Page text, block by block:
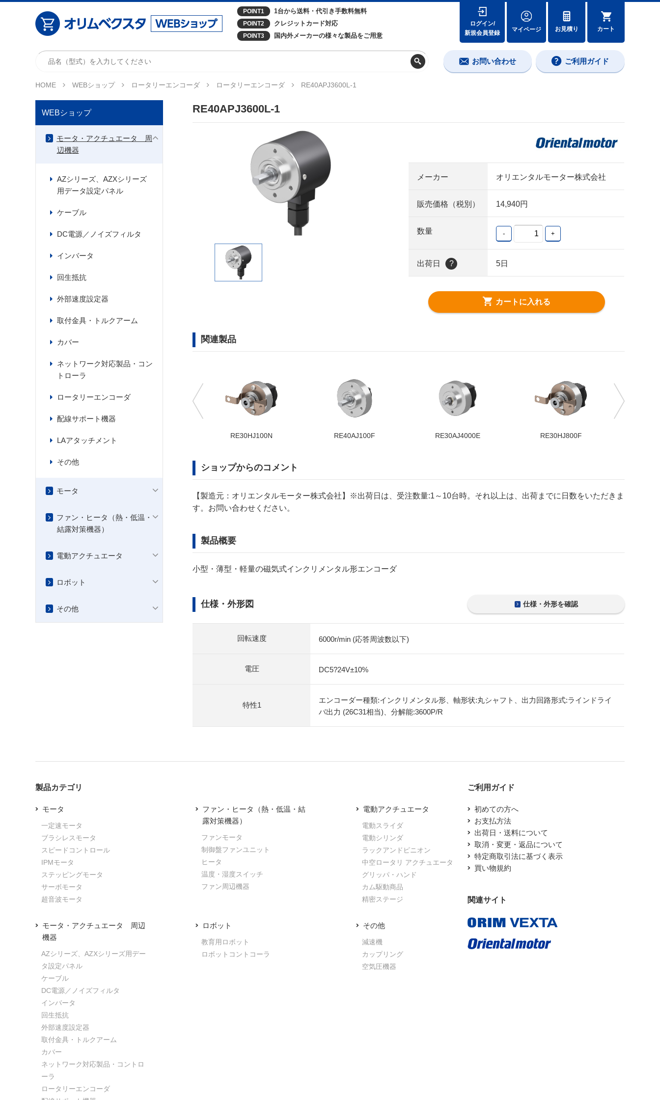
POINT1 1台から送料・代引き手数料無料
POINT2 クレジットカード対応
POINT3 国内外メーカーの様々な製品をご用意
ログイン/
新規会員登録
マイページ お見積り カート
お問い合わせ ご利用ガイド
HOME WEBショップ ロータリーエンコーダ ロータリーエンコーダ RE40APJ3600L-1
RE40APJ3600L-1
メーカー オリエンタルモーター株式会社
販売価格（税別） 14,940円
数量 - +
出荷日 ? 5日
カートに入れる
関連製品
RE30HJ100N RE40AJ100F RE30AJ4000E RE30HJ800F
ショップからのコメント
【製造元：オリエンタルモーター株式会社】※出荷日は、受注数量:1～10台時。それ以上は、出荷までに日数をいただきま
す。お問い合わせください。
製品概要
小型・薄型・軽量の磁気式インクリメンタル形エンコーダ
仕様・外形図 仕様・外形を確認
回転速度 6000r/min (応答周波数以下)
電圧 DC5?24V±10%
特性1
エンコーダー種類:インクリメンタル形、軸形状:丸シャフト、出力回路形式:ラインドライ
バ出力 (26C31相当)、分解能:3600P/R
WEBショップ
モータ・アクチュエータ 周
辺機器
AZシリーズ、AZXシリーズ
用データ設定パネル
ケーブル
DC電源／ノイズフィルタ
インバータ
回生抵抗
外部速度設定器
取付金具・トルクアーム
カバー
ネットワーク対応製品・コン
トローラ
ロータリーエンコーダ
配線サポート機器
LAアタッチメント
その他
モータ
ファン・ヒータ（熱・低温・
結露対策機器）
電動アクチュエータ
ロボット
その他
製品カテゴリ
モータ
一定速モータ
ブラシレスモータ
スピードコントロール
IPMモータ
ステッピングモータ
サーボモータ
超音波モータ
ファン・ヒータ（熱・低温・結
露対策機器）
ファンモータ
制御盤ファンユニット
ヒータ
温度・湿度スイッチ
ファン周辺機器
電動アクチュエータ
電動スライダ
電動シリンダ
ラックアンドピニオン
中空ロータリ アクチュエータ
グリッパ・ハンド
カム駆動商品
精密ステージ
モータ・アクチュエータ 周辺
機器
AZシリーズ、AZXシリーズ用デー
タ設定パネル
ケーブル
DC電源／ノイズフィルタ
インバータ
回生抵抗
外部速度設定器
取付金具・トルクアーム
カバー
ネットワーク対応製品・コントロ
ーラ
ロータリーエンコーダ
ロボット
教育用ロボット
ロボットコントコーラ
その他
減速機
カップリング
空気圧機器
ご利用ガイド
初めての方へ
お支払方法
出荷日・送料について
取消・変更・返品について
特定商取引法に基づく表示
買い物規約
関連サイト